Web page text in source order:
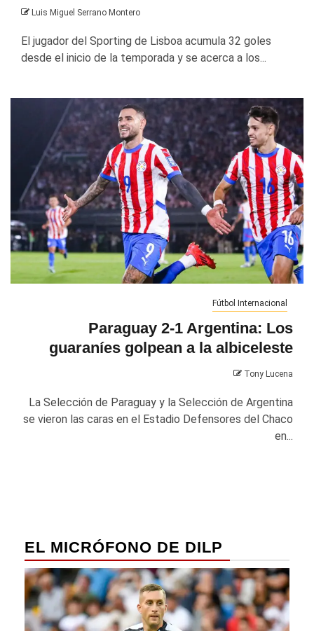
Luis Miguel Serrano Montero
El jugador del Sporting de Lisboa acumula 32 goles
desde el inicio de la temporada y se acerca a los...
Fútbol Internacional
Paraguay 2-1 Argentina: Los
guaraníes golpean a la albiceleste
Tony Lucena
La Selección de Paraguay y la Selección de Argentina
se vieron las caras en el Estadio Defensores del Chaco
en...
EL MICRÓFONO DE DILP